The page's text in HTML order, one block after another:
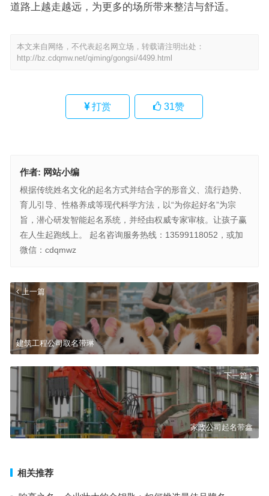
道路上越走越远，为更多的场所带来整洁与舒适。
本文来自网络，不代表起名网立场，转载请注明出处：
http://bz.cdqmw.net/qiming/gongsi/4499.html
打赏 31赞
作者: 网站小编
根据传统姓名文化的起名方式并结合字的形音义、流行趋势、
育儿引导、性格养成等现代科学方法，以“为你起好名”为宗
旨，潜心研发智能起名系统，并经由权威专家审核。让孩子赢
在人生起跑线上。 起名咨询服务热线：13599118052，或加
微信：cdqmwz
上一篇
建筑工程公司取名带琳
下一篇
家政公司起名带鑫
相关推荐